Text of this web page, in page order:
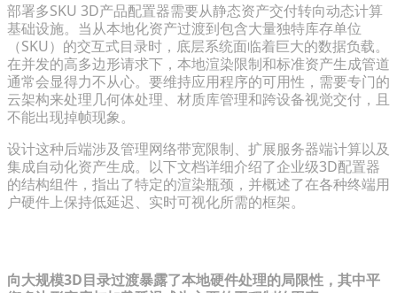
部署多SKU 3D产品配置器需要从静态资产交付转向动态计算
基础设施。当从本地化资产过渡到包含大量独特库存单位
（SKU）的交互式目录时，底层系统面临着巨大的数据负载。
在并发的高多边形请求下，本地渲染限制和标准资产生成管道
通常会显得力不从心。要维持应用程序的可用性，需要专门的
云架构来处理几何体处理、材质库管理和跨设备视觉交付，且
不能出现掉帧现象。
设计这种后端涉及管理网络带宽限制、扩展服务器端计算以及
集成自动化资产生成。以下文档详细介绍了企业级3D配置器
的结构组件，指出了特定的渲染瓶颈，并概述了在各种终端用
户硬件上保持低延迟、实时可视化所需的框架。
向大规模3D目录过渡暴露了本地硬件处理的局限性，其中平